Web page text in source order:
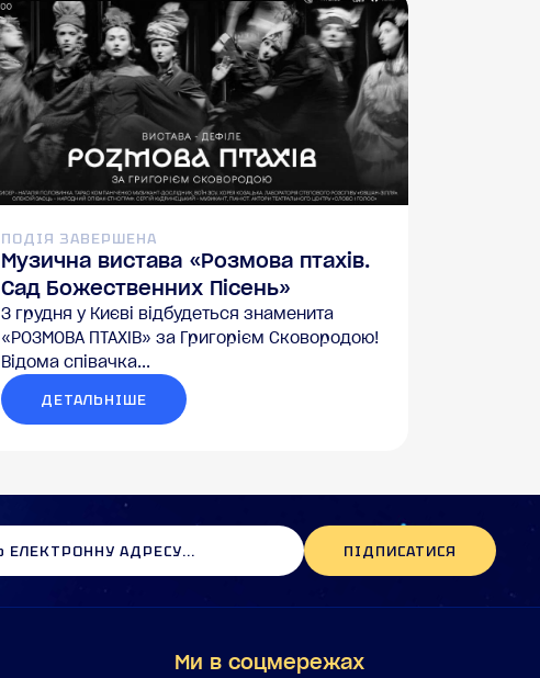
ПОДІЯ ЗАВЕРШЕНА
Музична вистава «Розмова птахів.
Сад Божественних Пісень»
3 грудня у Києві відбудеться знаменита
«РОЗМОВА ПТАХІВ» за Григорієм Сковородою!
Відома співачка...
ДЕТАЛЬНІШЕ
ПІДПИСАТИСЯ
Ми в соцмережах